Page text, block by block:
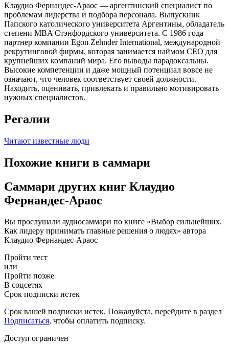
Клаудио Фернандес-Араос — аргентинский специалист по
проблемам лидерства и подбора персонала. Выпускник
Папского католического университета Аргентины, обладатель
степени MBA Стэнфордского университета. С 1986 года
партнер компании Egon Zehnder International, международной
рекрутинговой фирмы, которая занимается наймом СЕО для
крупнейших компаний мира. Его выводы парадоксальны.
Высокие компетенции и даже мощный потенциал вовсе не
означают, что человек соответствует своей должности.
Находить, оценивать, привлекать и правильно мотивировать
нужных специалистов.
Регалии
Читают известные люди
Похожие книги в саммари
Саммари других книг Клаудио
Фернандес-Араос
Вы прослушали аудиосаммари по книге «Выбор сильнейших.
Как лидеру принимать главные решения о людях» автора
Клаудио Фернандес-Араос
Пройти тест
или
Пройти позже
В соцсетях
Срок подписки истек
Срок вашей подписки истек. Пожалуйста, перейдите в раздел
Подписаться, чтобы оплатить подписку.
Доступ ограничен